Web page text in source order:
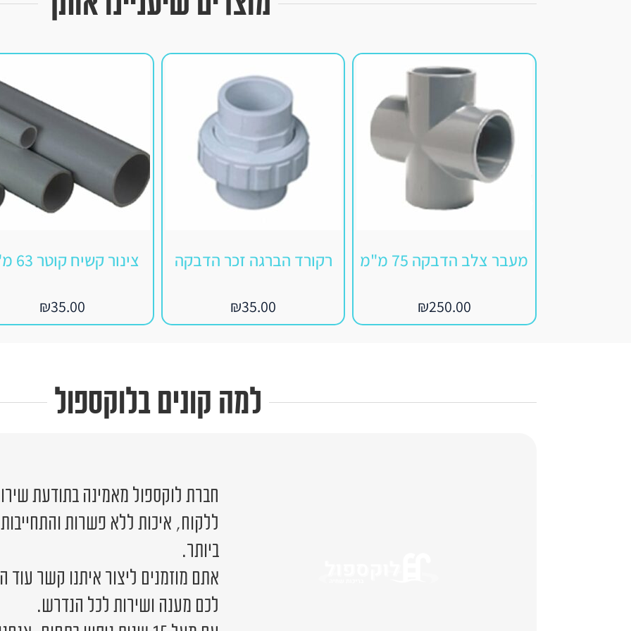
מעבר צלב הדבקה 75 מ"מ
₪250.00
רקורד הברגה זכר הדבקה
₪35.00
צינור קשיח קוטר 63 מ"מ
₪35.00
למה קונים בלוקספול
חברת לוקספול מאמינה בתודעת
ללקוח, איכות ללא פשרות
ביותר.
אתם מוזמנים ליצור איתנו קשר עוד
לכם מענה ושירות לכל הנדרש.